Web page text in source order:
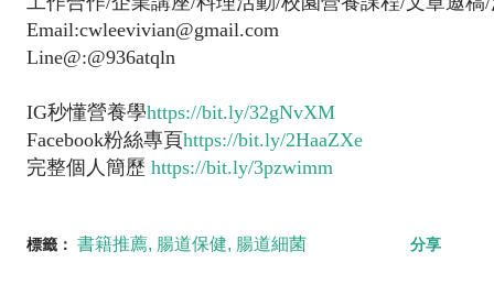
Email:cwleevivian@gmail.com
Line@:@936atqln
IG秒懂營養學https://bit.ly/32gNvXM
Facebook粉絲專頁https://bit.ly/2HaaZXe
完整個人簡歷 https://bit.ly/3pzwimm
標籤： 書籍推薦 腸道保健 腸道細菌 分享